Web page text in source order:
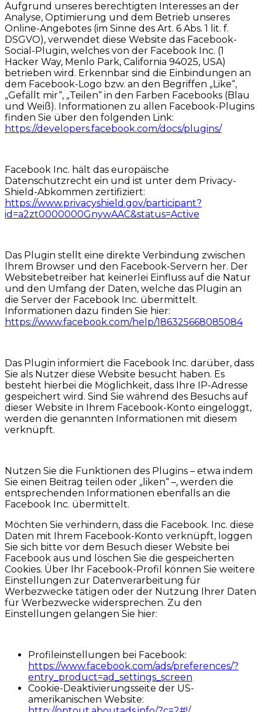
Aufgrund unseres berechtigten Interesses an der
Analyse, Optimierung und dem Betrieb unseres
Online-Angebotes (im Sinne des Art. 6 Abs. 1 lit. f.
DSGVO), verwendet diese Website das Facebook-
Social-Plugin, welches von der Facebook Inc. (1
Hacker Way, Menlo Park, California 94025, USA)
betrieben wird. Erkennbar sind die Einbindungen an
dem Facebook-Logo bzw. an den Begriffen „Like“,
„Gefällt mir“, „Teilen“ in den Farben Facebooks (Blau
und Weiß). Informationen zu allen Facebook-Plugins
finden Sie über den folgenden Link:
https://developers.facebook.com/docs/plugins/
Facebook Inc. hält das europäische
Datenschutzrecht ein und ist unter dem Privacy-
Shield-Abkommen zertifiziert:
https://www.privacyshield.gov/participant?
id=a2zt0000000GnywAAC&status=Active
Das Plugin stellt eine direkte Verbindung zwischen
Ihrem Browser und den Facebook-Servern her. Der
Websitebetreiber hat keinerlei Einfluss auf die Natur
und den Umfang der Daten, welche das Plugin an
die Server der Facebook Inc. übermittelt.
Informationen dazu finden Sie hier:
https://www.facebook.com/help/186325668085084
Das Plugin informiert die Facebook Inc. darüber, dass
Sie als Nutzer diese Website besucht haben. Es
besteht hierbei die Möglichkeit, dass Ihre IP-Adresse
gespeichert wird. Sind Sie während des Besuchs auf
dieser Website in Ihrem Facebook-Konto eingeloggt,
werden die genannten Informationen mit diesem
verknüpft.
Nutzen Sie die Funktionen des Plugins – etwa indem
Sie einen Beitrag teilen oder „liken“ –, werden die
entsprechenden Informationen ebenfalls an die
Facebook Inc. übermittelt.
Möchten Sie verhindern, dass die Facebook. Inc. diese
Daten mit Ihrem Facebook-Konto verknüpft, loggen
Sie sich bitte vor dem Besuch dieser Website bei
Facebook aus und löschen Sie die gespeicherten
Cookies. Über Ihr Facebook-Profil können Sie weitere
Einstellungen zur Datenverarbeitung für
Werbezwecke tätigen oder der Nutzung Ihrer Daten
für Werbezwecke widersprechen. Zu den
Einstellungen gelangen Sie hier:
Profileinstellungen bei Facebook:
https://www.facebook.com/ads/preferences/?
entry_product=ad_settings_screen
Cookie-Deaktivierungsseite der US-
amerikanischen Website: